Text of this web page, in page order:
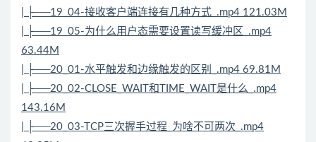
| ├──19_04-接收客户端连接有几种方式_.mp4 121.03M
| ├──19_05-为什么用户态需要设置读写缓冲区_.mp4
63.44M
| ├──20_01-水平触发和边缘触发的区别_.mp4 69.81M
| ├──20_02-CLOSE_WAIT和TIME_WAIT是什么_.mp4
143.16M
| ├──20_03-TCP三次握手过程_为啥不可两次_.mp4